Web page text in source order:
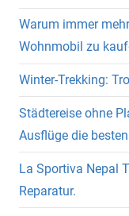
Warum immer
Wohnmobil zu
Winter-Trekking:
Städtereise ohne
Ausflüge die
La Sportiva Nepal
Reparatur.